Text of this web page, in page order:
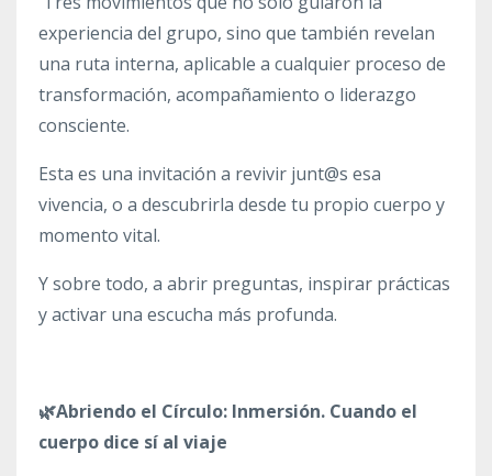
experiencia del grupo, sino que también revelan
una ruta interna, aplicable a cualquier proceso de
transformación, acompañamiento o liderazgo
consciente.
Esta es una invitación a revivir junt@s esa
vivencia, o a descubrirla desde tu propio cuerpo y
momento vital.
Y sobre todo, a abrir preguntas, inspirar prácticas
y activar una escucha más profunda.
🌿Abriendo el Círculo: Inmersión. Cuando el
cuerpo dice sí al viaje